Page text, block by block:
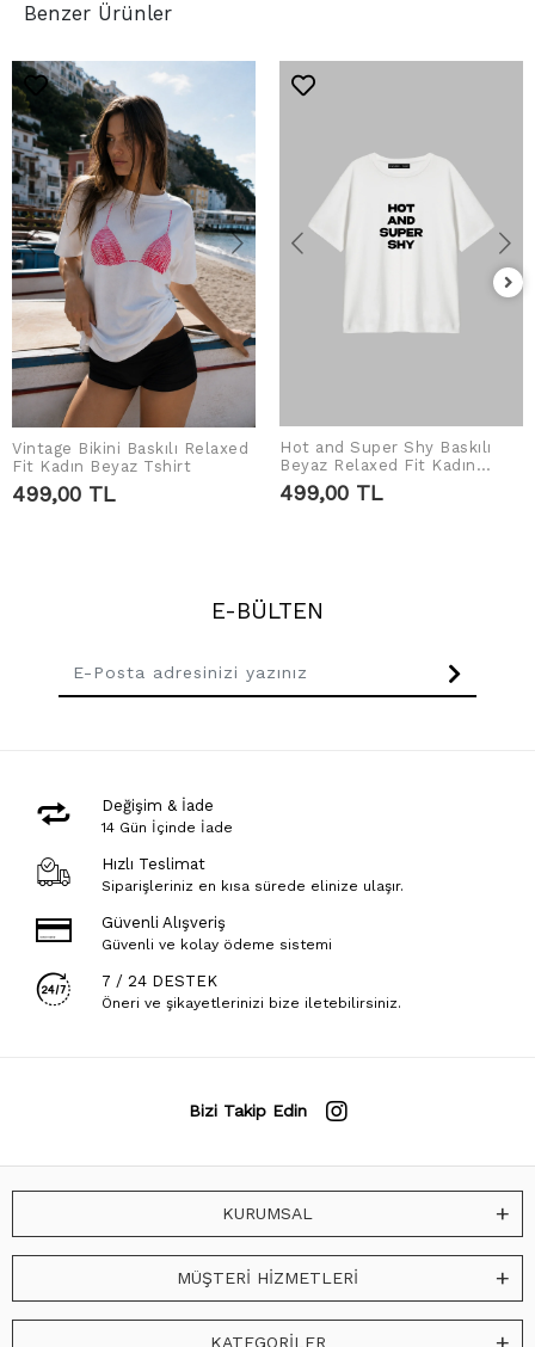
Benzer Ürünler
SEPETE EKLE
Vintage Bikini Baskılı Relaxed
Fit Kadın Beyaz Tshirt
499,00 TL
SEPETE EKLE
Hot and Super Shy Baskılı
Beyaz Relaxed Fit Kadın
Tshirt
499,00 TL
E-BÜLTEN
Değişim & İade
14 Gün İçinde İade
Hızlı Teslimat
Siparişleriniz en kısa sürede elinize ulaşır.
Güvenli Alışveriş
Güvenli ve kolay ödeme sistemi
7 / 24 DESTEK
Öneri ve şikayetlerinizi bize iletebilirsiniz.
Bizi Takip Edin
KURUMSAL
MÜŞTERİ HİZMETLERİ
KATEGORİLER